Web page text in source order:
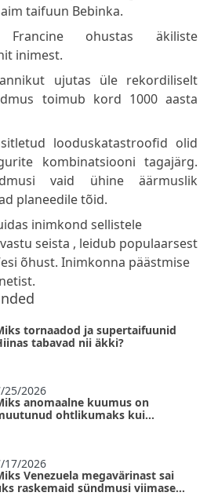
taifuun Bebinka.
ohustas äkiliste
inimest.
ujutas üle rekordiliselt
toimub kord 1000 aasta
looduskatastroofid olid
kombinatsiooni tagajärg.
vaid ühine äärmuslik
planeedile tõid.
inimkond sellistele
seista , leidub populaarsest
õhust. Inimkonna päästmise
tornaadod ja supertaifuunid
Hiinas tabavad nii äkki?
25/2026
kuumus on
ohtlikumaks kui
17/2026
megavärinast sai
raskemaid sündmusi viimase